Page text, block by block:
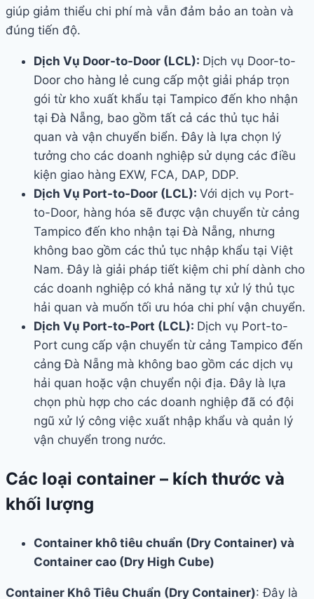
giúp giảm thiểu chi phí mà vẫn đảm bảo an toàn và
đúng tiến độ.
Dịch Vụ Door-to-Door (LCL): Dịch vụ Door-to-
Door cho hàng lẻ cung cấp một giải pháp trọn
gói từ kho xuất khẩu tại Tampico đến kho nhận
tại Đà Nẵng, bao gồm tất cả các thủ tục hải
quan và vận chuyển biển. Đây là lựa chọn lý
tưởng cho các doanh nghiệp sử dụng các điều
kiện giao hàng EXW, FCA, DAP, DDP.
Dịch Vụ Port-to-Door (LCL): Với dịch vụ Port-
to-Door, hàng hóa sẽ được vận chuyển từ cảng
Tampico đến kho nhận tại Đà Nẵng, nhưng
không bao gồm các thủ tục nhập khẩu tại Việt
Nam. Đây là giải pháp tiết kiệm chi phí dành cho
các doanh nghiệp có khả năng tự xử lý thủ tục
hải quan và muốn tối ưu hóa chi phí vận chuyển.
Dịch Vụ Port-to-Port (LCL): Dịch vụ Port-to-
Port cung cấp vận chuyển từ cảng Tampico đến
cảng Đà Nẵng mà không bao gồm các dịch vụ
hải quan hoặc vận chuyển nội địa. Đây là lựa
chọn phù hợp cho các doanh nghiệp đã có đội
ngũ xử lý công việc xuất nhập khẩu và quản lý
vận chuyển trong nước.
Các loại container – kích thước và
khối lượng
Container khô tiêu chuẩn (Dry Container) và
Container cao (Dry High Cube)
Container Khô Tiêu Chuẩn (Dry Container): Đây là